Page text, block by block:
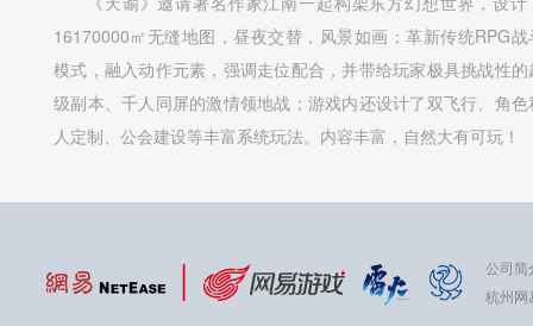
16170000㎡无缝地图，昼夜交替，风景如画；革新传统RPG战
模式，融入动作元素，强调走位配合，并带给玩家极具挑战性的
级副本、千人同屏的激情领地战；游戏内还设计了双飞行、角色
人定制、公会建设等丰富系统玩法。内容丰富，自然大有可玩！
公司简
杭州